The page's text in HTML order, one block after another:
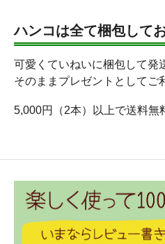
ハンコは全て梱包して
可愛くていねいに梱包して発
そのままプレゼントとしてご
5,000円（2本）以上で送料無